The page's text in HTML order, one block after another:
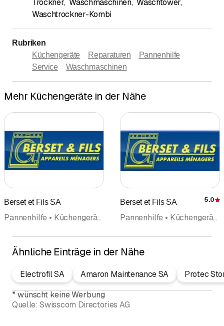
Trockner, Waschmaschinen, Waschtower,
Waschtrockner-Kombi
Rubriken
Küchengeräte
Reparaturen
Pannenhilfe
Service
Waschmaschinen
Mehr Küchengeräte in der Nähe
Berset et Fils SA
Pannenhilfe • Küchengeräte • Haushaltapparate • Reparaturen
Berset et Fils SA 5.0
Pannenhilfe • Küchengeräte • Haushaltapparate • Hauslieferdienst
Ähnliche Einträge in der Nähe
Electrofil SA Amaron Maintenance SA
Protec
* wünscht keine Werbung
Quelle: Swisscom Directories AG